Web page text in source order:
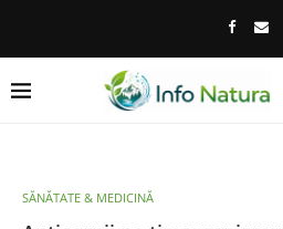
SĂNĂTATE & MEDICINĂ